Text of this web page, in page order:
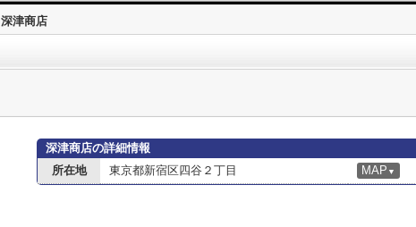
深津商店
深津商店の詳細情報
所在地
東京都新宿区四谷２丁目 MAP ▼